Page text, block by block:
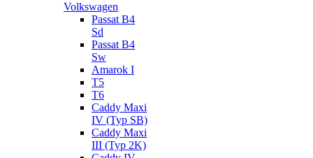
Volkswagen
Passat B4
Sd
Passat B4
Sw
Amarok I
T5
T6
Caddy Maxi
IV (Typ SB)
Caddy Maxi
III (Typ 2K)